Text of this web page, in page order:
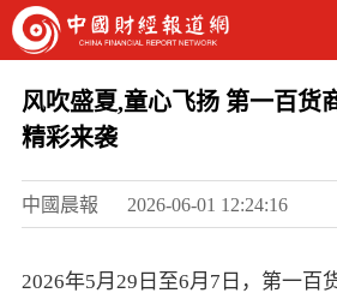
风吹盛夏,童心飞扬 第一百货
精彩来袭
中國晨報 2026-06-01 12:24:16
2026年5月29日至6月7日，第一百